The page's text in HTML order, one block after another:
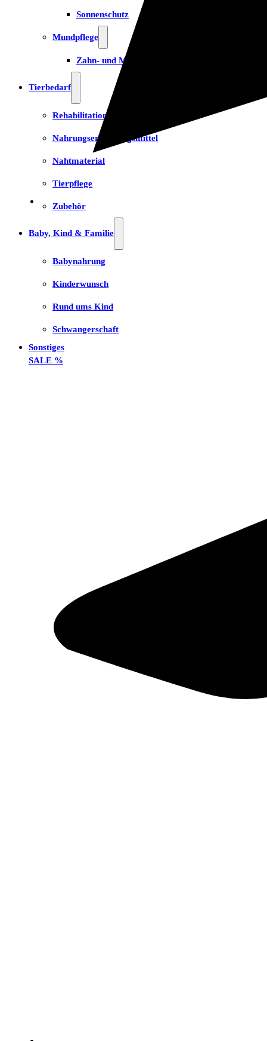
Sonnenschutz
Mundpflege
Zahn- und Mundpflege
Tierbedarf
Rehabilitation & Orthopädie
Nahrungsergänzungsmittel
Nahtmaterial
Tierpflege
Zubehör
Baby, Kind & Familie
Babynahrung
Kinderwunsch
Rund ums Kind
Schwangerschaft
Sonstiges
SALE %